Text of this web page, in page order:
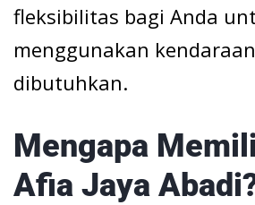
fleksibilitas bagi Anda
menggunakan
dibutuhkan.
Mengapa
Afia Jaya